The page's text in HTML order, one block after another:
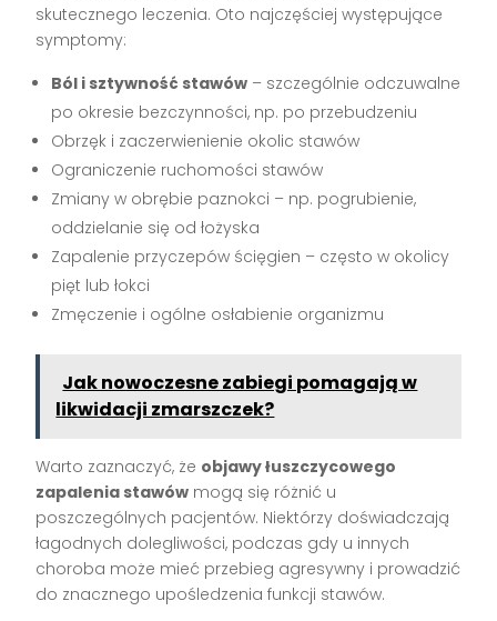
skutecznego leczenia. Oto najczęściej występujące
symptomy:
Ból i sztywność stawów – szczególnie odczuwalne
po okresie bezczynności, np. po przebudzeniu
Obrzęk i zaczerwienienie okolic stawów
Ograniczenie ruchomości stawów
Zmiany w obrębie paznokci – np. pogrubienie,
oddzielanie się od łożyska
Zapalenie przyczepów ścięgien – często w okolicy
pięt lub łokci
Zmęczenie i ogólne osłabienie organizmu
Jak nowoczesne zabiegi pomagają w
likwidacji zmarszczek?
Warto zaznaczyć, że objawy łuszczycowego
zapalenia stawów mogą się różnić u
poszczególnych pacjentów. Niektórzy doświadczają
łagodnych dolegliwości, podczas gdy u innych
choroba może mieć przebieg agresywny i prowadzić
do znacznego upośledzenia funkcji stawów.